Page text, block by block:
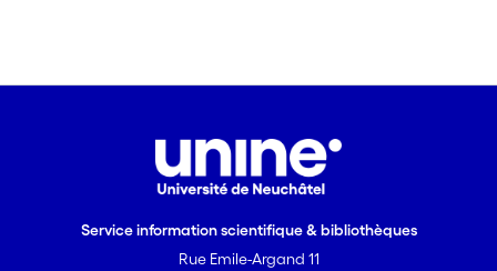
Service information scientifique & bibliothèques
Rue Emile-Argand 11